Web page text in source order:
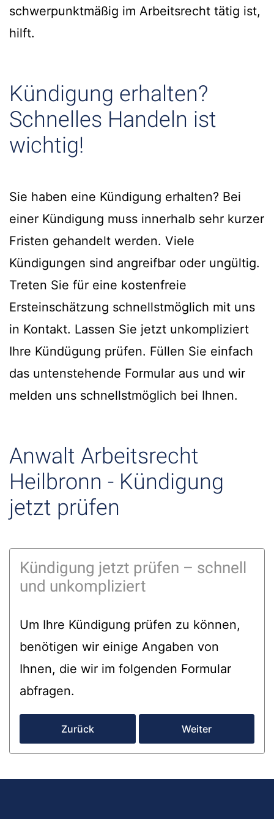
schwerpunktmäßig im Arbeitsrecht tätig ist,
hilft.
Kündigung erhalten?
Schnelles Handeln ist
wichtig!
Sie haben eine Kündigung erhalten? Bei
einer Kündigung muss innerhalb sehr kurzer
Fristen gehandelt werden. Viele
Kündigungen sind angreifbar oder ungültig.
Treten Sie für eine kostenfreie
Ersteinschätzung schnellstmöglich mit uns
in Kontakt. Lassen Sie jetzt unkompliziert
Ihre Kündügung prüfen. Füllen Sie einfach
das untenstehende Formular aus und wir
melden uns schnellstmöglich bei Ihnen.
Anwalt Arbeitsrecht
Heilbronn - Kündigung
jetzt prüfen
Kündigung jetzt prüfen – schnell
und unkompliziert
Um Ihre Kündigung prüfen zu können,
benötigen wir einige Angaben von
Ihnen, die wir im folgenden Formular
abfragen.
Zurück Weiter